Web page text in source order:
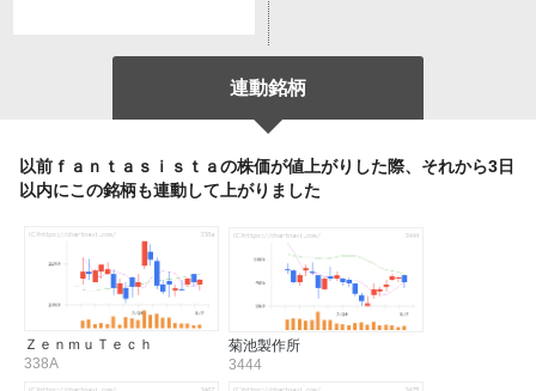
連動銘柄
以前ｆａｎｔａｓｉｓｔａの株価が値上がりした際、それから3日
以内にこの銘柄も連動して上がりました
ＺｅｎｍｕＴｅｃｈ
338A
菊池製作所
3444